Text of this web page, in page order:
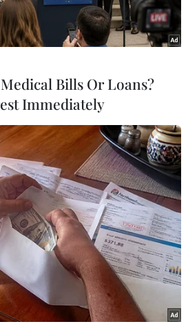
Quốc sẽ không bảo vệ các
có nguy cơ gây tác động
ngành công nghiệp ôtô
Mueller, các biện pháp
thực hiện, điều có thể đưa
trừng phạt đối với xe nhập
sẽ không giải quyết được
các nhà sản xuất ôtô tại
mặt.
Trung Quốc là thị trường
các hãng sản xuất xe của Đức
đầu tư cho chuyển đổi
từ doanh thu tại Trung Quốc.
định nguy cơ xung đột
điều tra cũng có thể gây rủi
Bills Or Loans?
Immediately